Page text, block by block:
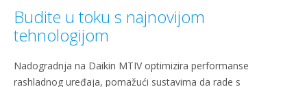
Budite u toku s najnovijom
tehnologijom
Nadogradnja na Daikin MTIV optimizira performanse
rashladnog uređaja, pomažući sustavima da rade s